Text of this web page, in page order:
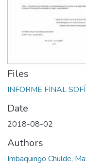
Files
INFORME FINAL
Date
2018-08-02
Authors
Imbaquingo Chulde,